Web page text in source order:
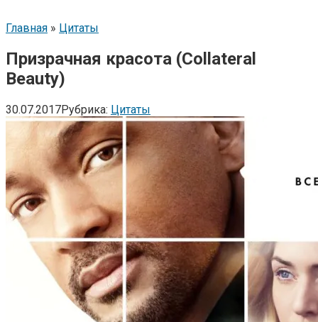
Главная » Цитаты
Призрачная красота (Collateral
Beauty)
30.07.2017Рубрика: Цитаты